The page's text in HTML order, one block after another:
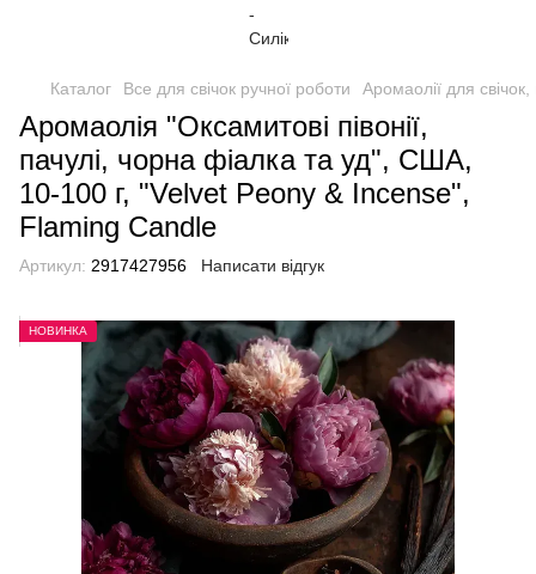
Каталог Все для свічок ручної роботи Аромаолії для
Аромаолія "Оксамитові півонії,
пачулі, чорна фіалка та уд", США,
10-100 г, "Velvet Peony & Incense",
Flaming Candle
Артикул: 2917427956 Написати відгук
НОВИНКА